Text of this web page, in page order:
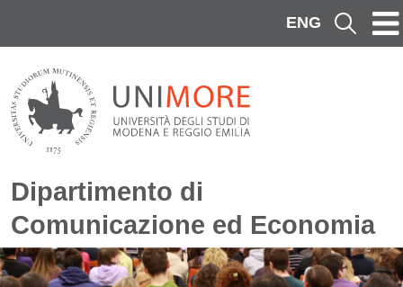
ENG Cerca
Dipartimento di
Comunicazione ed Economia
Immagine